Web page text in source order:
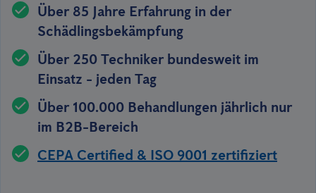
Über 85 Jahre Erfahrung in der
Schädlingsbekämpfung
Über 250 Techniker bundesweit im
Einsatz - jeden Tag
Über 100.000 Behandlungen jährlich nur
im B2B-Bereich
CEPA Certified & ISO 9001 zertifiziert